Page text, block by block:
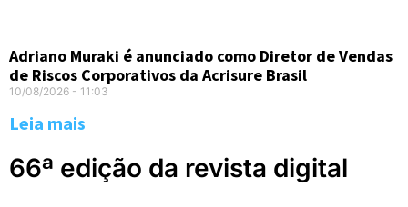
Adriano Muraki é anunciado como Diretor de Vendas
de Riscos Corporativos da Acrisure Brasil
10/08/2026 11:03
Leia mais
66ª edição da revista digital